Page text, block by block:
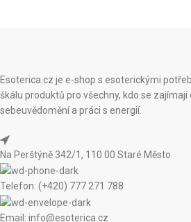
Esoterica.cz je e-shop s esoterickými
škálu produktů pro všechny, kdo se zajímají
sebeuvědomění a práci s energií.
Na Perštýně 342/1, 110 00 Staré Město
Telefon: (+420) 777 271 788
Email: info@esoterica.cz